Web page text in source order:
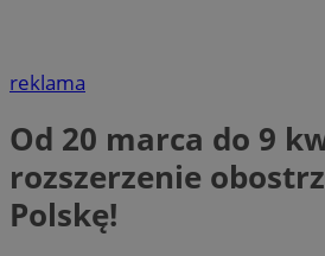
reklama
Od 20 marca do 9
rozszerzenie
Polskę!